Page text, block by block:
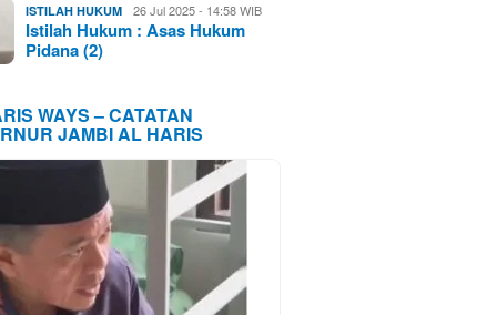
ISTILAH HUKUM 26 Jul 2025 - 14:58 WIB
Istilah Hukum : Asas Hukum
Pidana (2)
WAYS – CATATAN
JAMBI AL HARIS